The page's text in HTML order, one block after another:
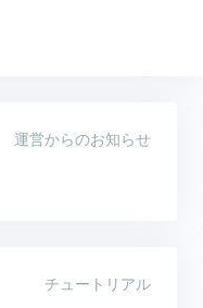
運営からのお知らせ
チュートリアル